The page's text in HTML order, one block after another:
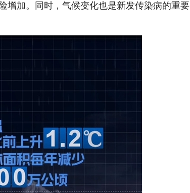
增加。同时，气候变化也是新发传染病的重要